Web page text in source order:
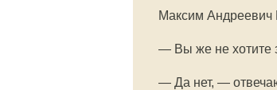
Максим Андреевич
— Вы же не хотите
— Да нет, —